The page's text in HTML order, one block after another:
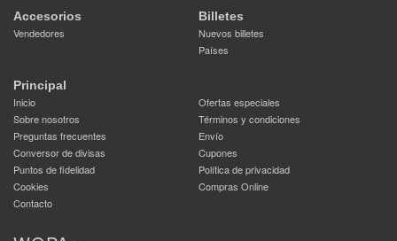
Accesorios
Vendedores
Billetes
Nuevos billetes
Países
Principal
Inicio
Ofertas especiales
Sobre nosotros
Términos y condiciones
Preguntas frecuentes
Envío
Conversor de divisas
Cupones
Puntos de fidelidad
Política de privacidad
Cookies
Compras Online
Contacto